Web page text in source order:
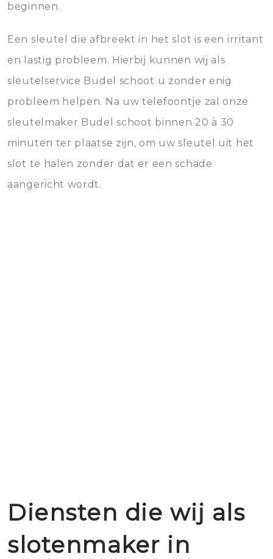
beginnen.
Een sleutel die afbreekt in het slot is een irritant
en lastig probleem. Hierbij kunnen wij als
sleutelservice Budel schoot u zonder enig
probleem helpen. Na uw telefoontje zal onze
sleutelmaker Budel schoot binnen 20 à 30
minuten ter plaatse zijn, om uw sleutel uit het
slot te halen zonder dat er een schade
aangericht wordt.
Diensten die wij als
slotenmaker in